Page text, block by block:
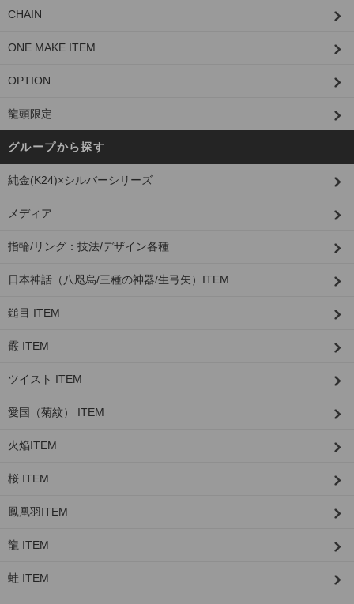
CHAIN
ONE MAKE ITEM
OPTION
龍頭限定
グループから探す
純金(K24)×シルバーシリーズ
メディア
指輪/リング：技法/デザイン各種
日本神話（八咫烏/三種の神器/生弓矢）ITEM
鎚目 ITEM
霰 ITEM
ツイスト ITEM
愛国（菊紋） ITEM
火焔ITEM
桜 ITEM
鳳凰羽ITEM
龍 ITEM
蛙 ITEM